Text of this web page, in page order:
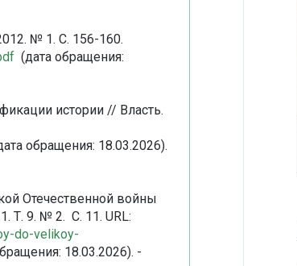
№ 1. С. 156-160.
(дата обращения:
истории // Власть.
обращения: 18.03.2026).
Отечественной войны
Т. 9. № 2. С. 11. URL:
do-velikoy-
18.03.2026). -